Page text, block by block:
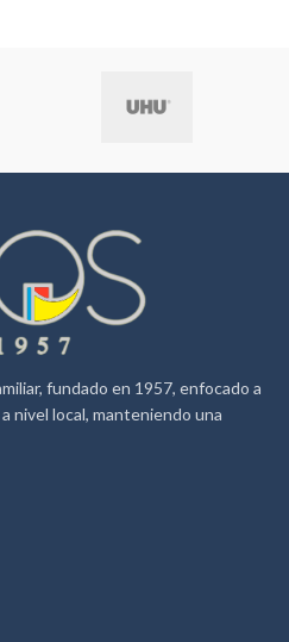
fundado en 1957, enfocado a
nivel local, manteniendo una